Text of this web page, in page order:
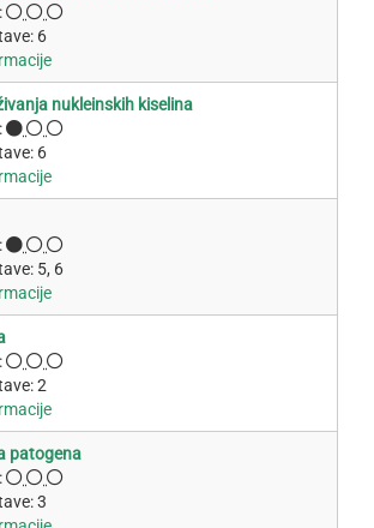
6
nukleinskih kiselina
6
5, 6
2
patogena
3